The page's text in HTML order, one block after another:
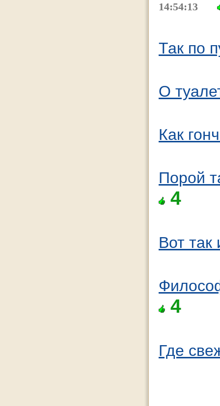
14:54:13
Так по
О
Как
Порой
4
Вот
4
Где